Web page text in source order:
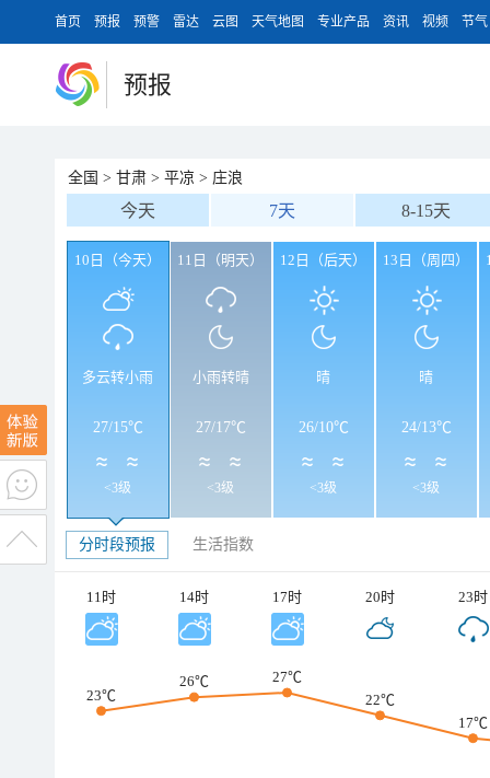
首页 预报 预警 雷达 云图 天气地图 专业产品 资讯 视频 节气
预报
全国 > 甘肃 > 平凉 > 庄浪
今天 7天 8-15天
10日（今天）
多云转小雨
27/15℃
<3级
11日（明天）
小雨转晴
27/17℃
<3级
12日（后天）
晴
26/10℃
<3级
13日（周四）
晴
24/13℃
<3级
分时段预报 生活指数
11时 14时 17时 20时 23时
23℃
26℃
27℃
22℃
17℃